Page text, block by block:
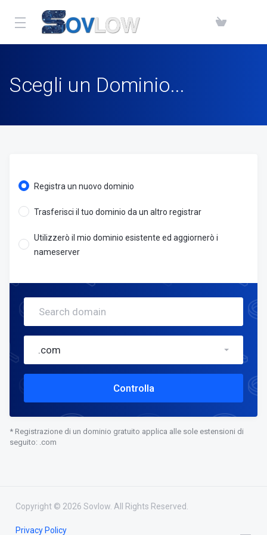
Scegli un Dominio...
Registra un nuovo dominio
Trasferisci il tuo dominio da un altro registrar
Utilizzerò il mio dominio esistente ed aggiornerò i
nameserver
.com
Controlla
* Registrazione di un dominio gratuito applica alle sole estensioni di
seguito: .com
Copyright © 2026 Sovlow. All Rights Reserved.
Privacy Policy